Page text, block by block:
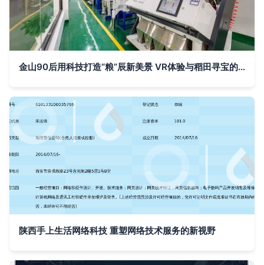
金山90后用科技打造“粮”辰新美景 VR体验与稻田寻宝的观光工厂
陕西手上生活网络科技 重塑网络技术服务的新视野